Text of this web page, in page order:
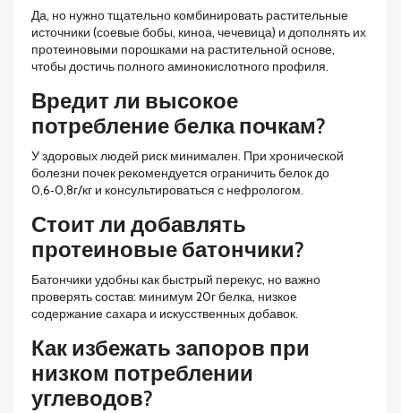
Да, но нужно тщательно комбинировать растительные
источники (соевые бобы, киноа, чечевица) и дополнять их
протеиновыми порошками на растительной основе,
чтобы достичь полного аминокислотного профиля.
Вредит ли высокое
потребление белка почкам?
У здоровых людей риск минимален. При хронической
болезни почек рекомендуется ограничить белок до
0,6‑0,8г/кг и консультироваться с нефрологом.
Стоит ли добавлять
протеиновые батончики?
Батончики удобны как быстрый перекус, но важно
проверять состав: минимум 20г белка, низкое
содержание сахара и искусственных добавок.
Как избежать запоров при
низком потреблении
углеводов?